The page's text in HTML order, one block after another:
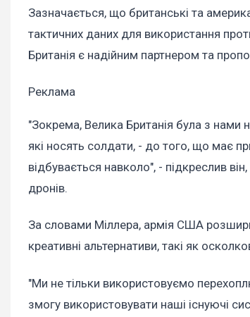
Зазначається, що британські та
тактичних даних для використання
Британія є надійним партнером та
Реклама
"Зокрема, Велика Британія була з нами
які носять солдати, - до того, що має
відбувається навколо", - підкреслив
дронів.
За словами Міллера, армія США
креативні альтернативи, такі як
"Ми не тільки використовуємо
змогу використовувати наші існуючі